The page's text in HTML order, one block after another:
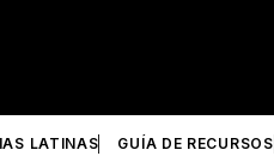
LATINAS GUÍA DE RECURSOS